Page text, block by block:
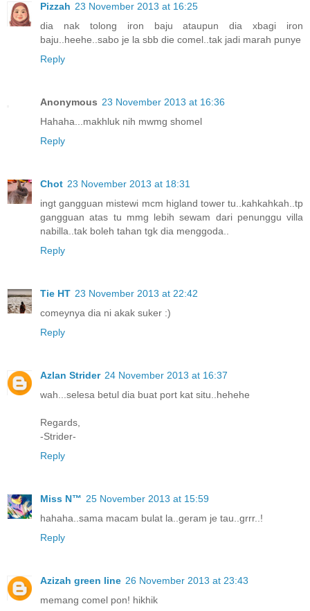
Pizzah 23 November 2013 at 16:25
dia nak tolong iron baju ataupun dia xbagi iron
baju..heehe..sabo je la sbb die comel..tak jadi marah punye
Reply
Anonymous 23 November 2013 at 16:36
Hahaha...makhluk nih mwmg shomel
Reply
Chot 23 November 2013 at 18:31
ingt gangguan mistewi mcm higland tower tu..kahkahkah..tp
gangguan atas tu mmg lebih sewam dari penunggu villa
nabilla..tak boleh tahan tgk dia menggoda..
Reply
Tie HT 23 November 2013 at 22:42
comeynya dia ni akak suker :)
Reply
Azlan Strider 24 November 2013 at 16:37
wah...selesa betul dia buat port kat situ..hehehe
Regards,
-Strider-
Reply
Miss N™ 25 November 2013 at 15:59
hahaha..sama macam bulat la..geram je tau..grrr..!
Reply
Azizah green line 26 November 2013 at 23:43
memang comel pon! hikhik